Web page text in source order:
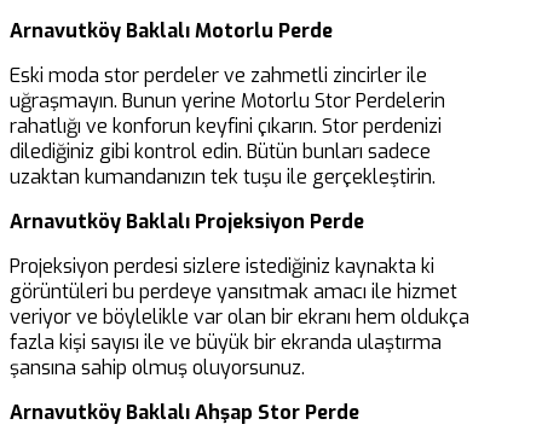
Arnavutköy Baklalı Motorlu Perde
Eski moda stor perdeler ve zahmetli zincirler ile
uğraşmayın. Bunun yerine Motorlu Stor Perdelerin
rahatlığı ve konforun keyfini çıkarın. Stor perdenizi
dilediğiniz gibi kontrol edin. Bütün bunları sadece
uzaktan kumandanızın tek tuşu ile gerçekleştirin.
Arnavutköy Baklalı Projeksiyon Perde
Projeksiyon perdesi sizlere istediğiniz kaynakta ki
görüntüleri bu perdeye yansıtmak amacı ile hizmet
veriyor ve böylelikle var olan bir ekranı hem oldukça
fazla kişi sayısı ile ve büyük bir ekranda ulaştırma
şansına sahip olmuş oluyorsunuz.
Arnavutköy Baklalı Ahşap Stor Perde